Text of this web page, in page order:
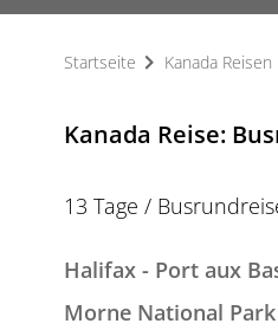
Startseite Kanada Reisen
Kanada Reise:
13 Tage /
Halifax - Port aux
Morne National Park